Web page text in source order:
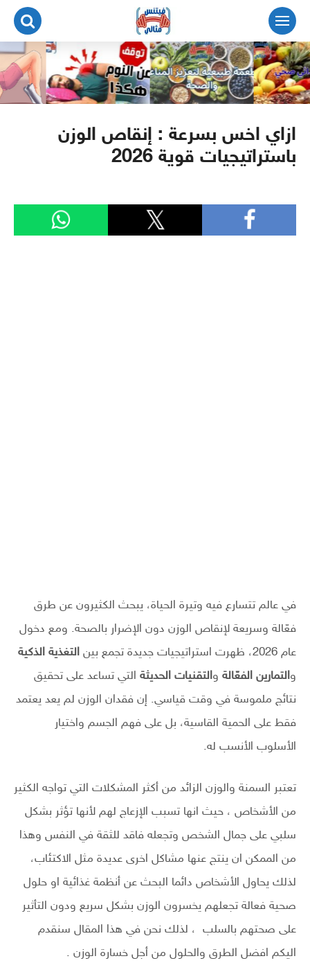
التجاوز
المحتوى
ازاي اخس بسرعة : إنقاص الوزن
باستراتيجيات قوية 2026
في عالم تتسارع فيه وتيرة الحياة، يبحث الكثيرون عن طرق
فعّالة وسريعة لإنقاص الوزن دون الإضرار بالصحة. ومع دخول
عام 2026، ظهرت استراتيجيات جديدة تجمع بين
التغذية الذكية
والتمارين الفعّالة والتقنيات الحديثة التي تساعد على تحقيق
نتائج ملموسة في وقت قياسي. إن فقدان الوزن لم يعد يعتمد
فقط على الحمية القاسية، بل على فهم الجسم واختيار
الأسلوب الأنسب له.
تعتبر السمنة والوزن الزائد من أكثر المشكلات التي تواجه الكثير
من الأشخاص ، حيث انها تسبب الإزعاج لهم لأنها تؤثر بشكل
سلبي على جمال الشخص وتجعله فاقد للثقة في النفس وهذا
من الممكن ان ينتج عنها مشاكل اخرى عديدة مثل الاكتئاب،
لذلك يحاول الأشخاص دائما البحث عن أنظمة غذائية او حلول
صحية فعالة تجعلهم يخسرون الوزن بشكل سريع ودون التأثير
على صحتهم بالسلب ، لذلك نحن في هذا المقال سنقدم
اليكم افضل الطرق والحلول من أجل خسارة الوزن .